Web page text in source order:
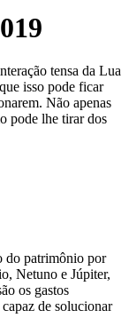
tensa da Lua
isso pode ficar
Não apenas
pode lhe tirar dos
do patrimônio por
Netuno e Júpiter,
os gastos
de solucionar